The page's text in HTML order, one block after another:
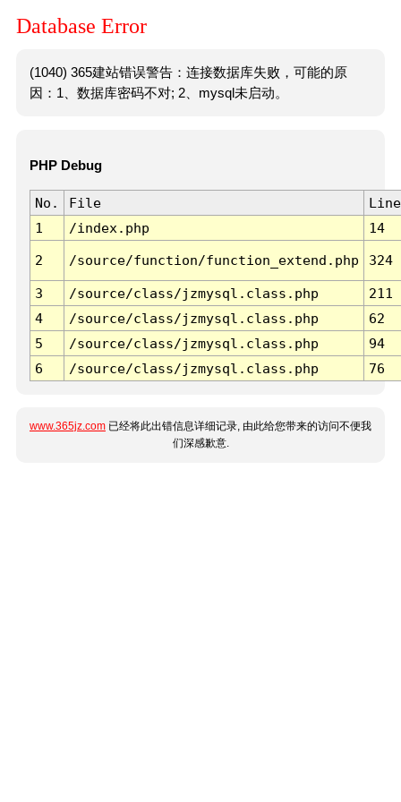
Database Error
(1040) 365建站错误警告：连接数据库失败，可能的原
因：1、数据库密码不对; 2、mysql未启动。
PHP Debug
No. File
Line
1
/index.php 14
2 /source/function/function_extend.php 324
3 /source/class/jzmysql.class.php
211
4
/source/class/jzmysql.class.php
62
5
/source/class/jzmysql.class.php
94
6
/source/class/jzmysql.class.php 76
www.365jz.com 已经将此出错信息详细记录, 由此给您带来的访问不便我
们深感歉意.